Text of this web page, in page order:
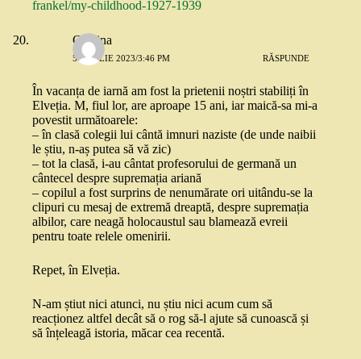
frankel/my-childhood-1927-1939
Cristina
5 APRILIE 2023/3:46 PM RĂSPUNDE
În vacanța de iarnă am fost la prietenii noștri stabiliți în
Elveția. M, fiul lor, are aproape 15 ani, iar maică-sa mi-a
povestit următoarele:
– în clasă colegii lui cântă imnuri naziste (de unde naibii
le știu, n-aș putea să vă zic)
– tot la clasă, i-au cântat profesorului de germană un
cântecel despre supremația ariană
– copilul a fost surprins de nenumărate ori uitându-se la
clipuri cu mesaj de extremă dreaptă, despre supremația
albilor, care neagă holocaustul sau blamează evreii
pentru toate relele omenirii.
Repet, în Elveția.
N-am știut nici atunci, nu știu nici acum cum să
reacționez altfel decât să o rog să-l ajute să cunoască și
să înțeleagă istoria, măcar cea recentă.